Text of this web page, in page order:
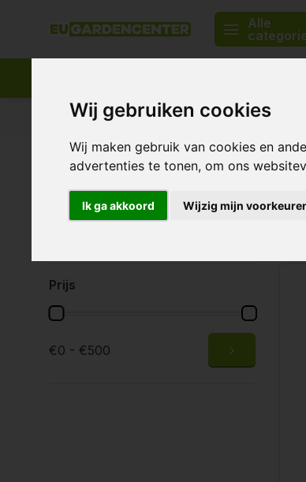
Wij gebruiken cookies
Wij maken gebruik van cookies en
advertenties te tonen, om ons
Ik ga akkoord Wijzig mijn
Alle
Passend assortiment Levering in heel
Merken XS
Alle merken
Prijs
€0 - €500